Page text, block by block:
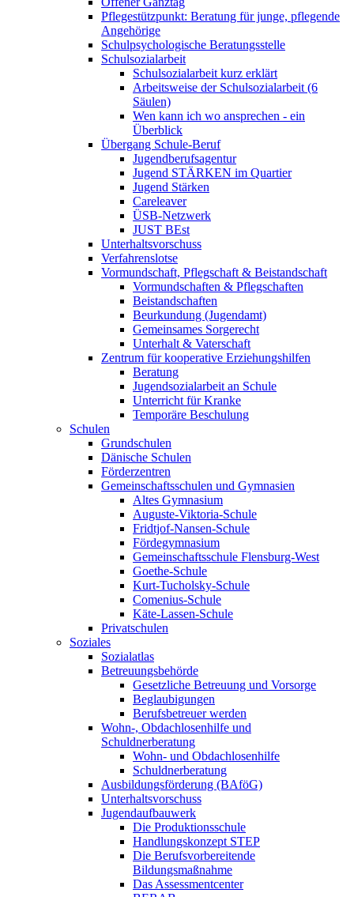
Pflegestützpunkt: Beratung für junge, pflegende
Angehörige
Schulpsychologische Beratungsstelle
Schulsozialarbeit
Schulsozialarbeit kurz erklärt
Arbeitsweise der Schulsozialarbeit (6
Säulen)
Wen kann ich wo ansprechen - ein
Überblick
Übergang Schule-Beruf
Jugendberufsagentur
Jugend STÄRKEN im Quartier
Jugend Stärken
Careleaver
ÜSB-Netzwerk
JUST BEst
Unterhaltsvorschuss
Verfahrenslotse
Vormundschaft, Pflegschaft & Beistandschaft
Vormundschaften & Pflegschaften
Beistandschaften
Beurkundung (Jugendamt)
Gemeinsames Sorgerecht
Unterhalt & Vaterschaft
Zentrum für kooperative Erziehungshilfen
Beratung
Jugendsozialarbeit an Schule
Unterricht für Kranke
Temporäre Beschulung
Schulen
Grundschulen
Dänische Schulen
Förderzentren
Gemeinschaftsschulen und Gymnasien
Altes Gymnasium
Auguste-Viktoria-Schule
Fridtjof-Nansen-Schule
Fördegymnasium
Gemeinschaftsschule Flensburg-West
Goethe-Schule
Kurt-Tucholsky-Schule
Comenius-Schule
Käte-Lassen-Schule
Privatschulen
Soziales
Sozialatlas
Betreuungsbehörde
Gesetzliche Betreuung und Vorsorge
Beglaubigungen
Berufsbetreuer werden
Wohn-, Obdachlosenhilfe und
Schuldnerberatung
Wohn- und Obdachlosenhilfe
Schuldnerberatung
Ausbildungsförderung (BAföG)
Unterhaltsvorschuss
Jugendaufbauwerk
Die Produktionsschule
Handlungskonzept STEP
Die Berufsvorbereitende
Bildungsmaßnahme
Das Assessmentcenter